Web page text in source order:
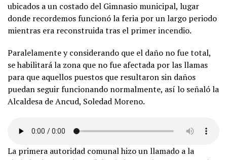
ubicados a un costado del Gimnasio municipal, lugar
donde recordemos funcionó la feria por un largo periodo
mientras era reconstruida tras el primer incendio.
Paralelamente y considerando que el daño no fue total,
se habilitará la zona que no fue afectada por las llamas
para que aquellos puestos que resultaron sin daños
puedan seguir funcionando normalmente, así lo señaló la
Alcaldesa de Ancud, Soledad Moreno.
La primera autoridad comunal hizo un llamado a la